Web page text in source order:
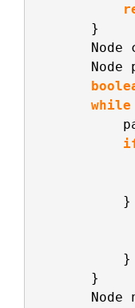
}
Node
Node
while
}
}
}
Node